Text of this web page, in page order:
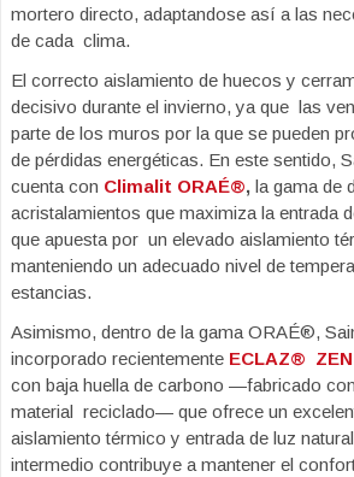
mortero directo, adaptandose así a las
de cada clima.
El correcto aislamiento de huecos y
decisivo durante el invierno, ya que las
parte de los muros por la que se pueden
de pérdidas energéticas. En este sentido,
cuenta con Climalit ORAÉ®, a gamade
acristalamientos que maximiza la entrada
que apuesta por un elevado aislamiento
manteniendo un adecuado nivel de
estancias.
Asimismo, dentro de la gama ORAÉ®,
incorporado recientemente ECLAZ®
con baja huella de carbono —fabricado
material reciclado— que ofrece un
aislamiento térmico y entrada de luz
intermedio contribuye a mantener el